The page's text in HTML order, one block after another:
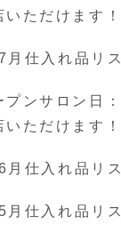
いただけます！
仕入れ品リス
プンサロン日
いただけます！
仕入れ品リス
仕入れ品リス